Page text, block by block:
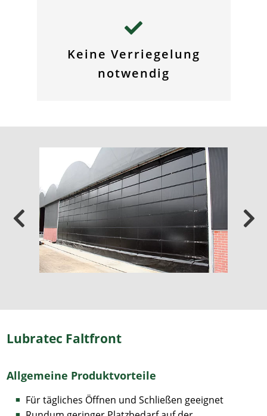
Keine Verriegelung
notwendig
Lubratec Faltfront
Allgemeine Produktvorteile
Für tägliches Öffnen und Schließen geeignet